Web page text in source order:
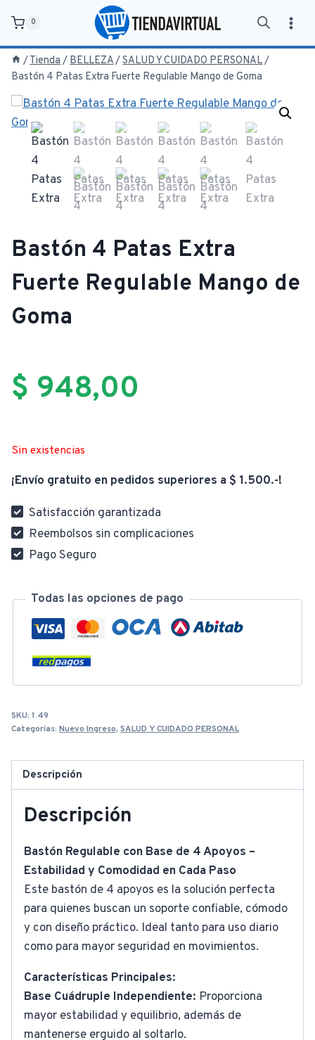
contenido
0
/Tienda / BELLEZA/SALUD Y CUIDADO PERSONAL/
Bastón 4 Patas Extra Fuerte Regulable Mango de Goma
Bastón 4 Patas Extra
Fuerte Regulable Mango de
Goma
$ 948,00
Sin existencias
¡Envío gratuito en pedidos superiores a $ 1.500.-!
Satisfacción garantizada
Reembolsos sin complicaciones
Pago Seguro
Todas las opciones de pago
SKU: 1.49
Categorías: Nuevo Ingreso, SALUD Y CUIDADO PERSONAL
Descripción
Descripción
Bastón Regulable con Base de 4 Apoyos –
Estabilidad y Comodidad en Cada Paso
Este bastón de 4 apoyos es la solución perfecta
para quienes buscan un soporte confiable, cómodo
y con diseño práctico. Ideal tanto para uso diario
como para mayor seguridad en movimientos.
Características Principales:
Base Cuádruple Independiente: Proporciona
mayor estabilidad y equilibrio, además de
mantenerse erguido al soltarlo.